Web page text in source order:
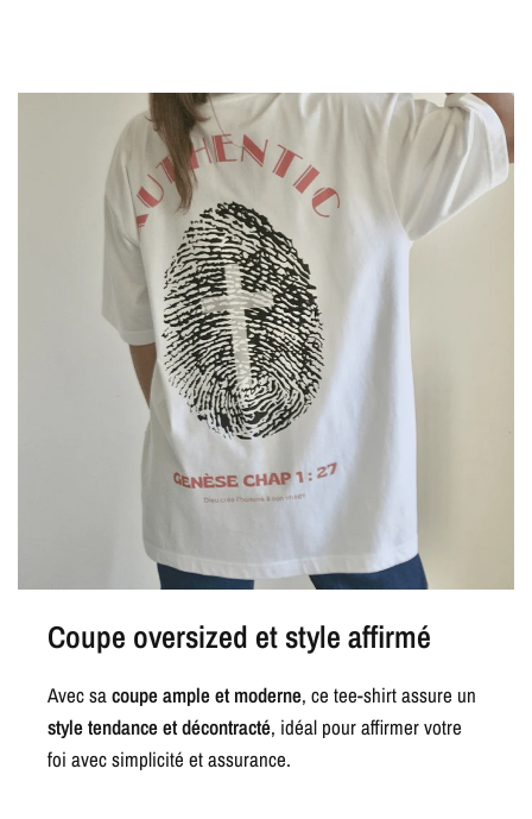
Coupe oversized et style affirmé
Avec sacoupe ample et moderne, ce tee-shirt assure un
style tendance et décontracté, idéal pour affirmer votre
foi avec simplicité et assurance.